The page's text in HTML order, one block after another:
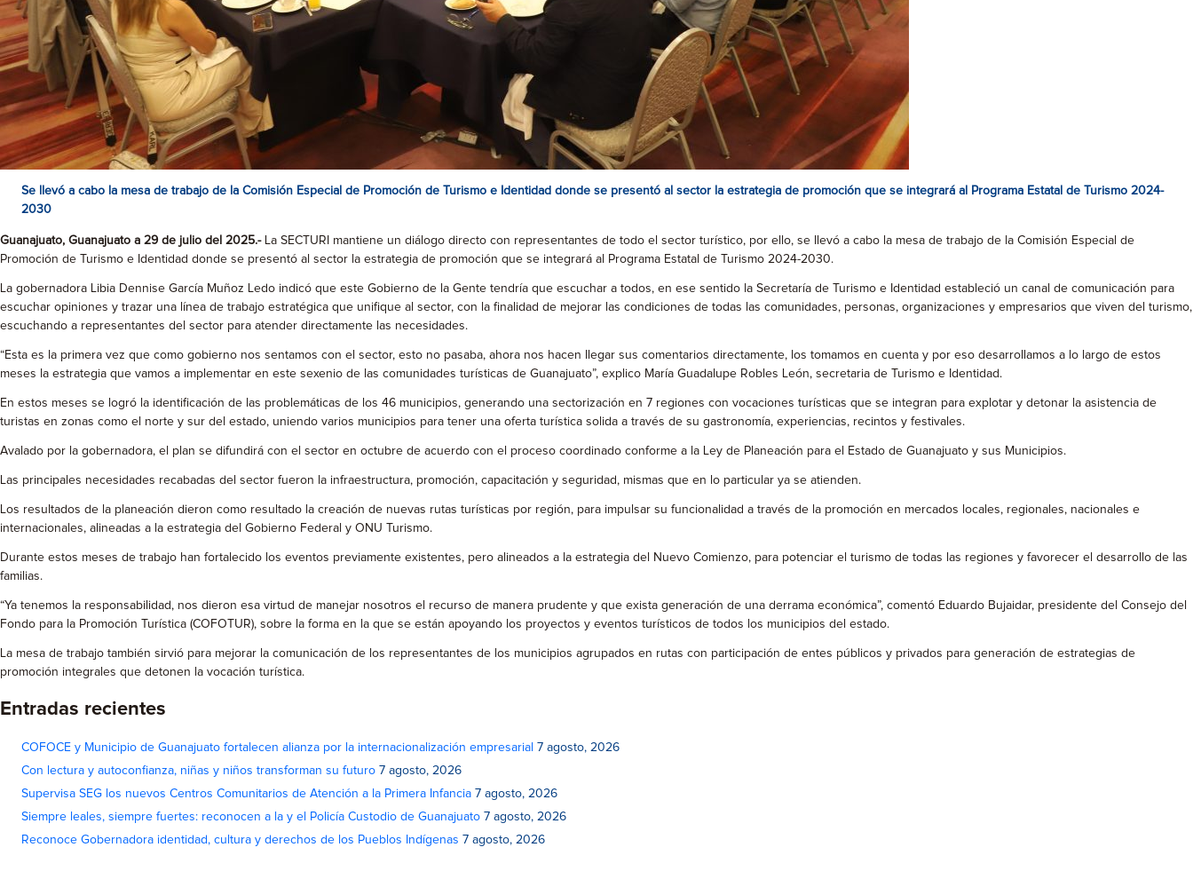
Se llevó a cabo la mesa de trabajo de la Comisión Especial de Promoción de Turismo e Identidad donde se presentó al sector la estrategia de promoción que se integrará al Programa Estatal de Turismo 2024-
2030
Guanajuato, Guanajuato a 29 de julio del 2025.- La SECTURI mantiene un diálogo directo con representantes de todo el sector turístico, por ello, se llevó a cabo la mesa de trabajo de la Comisión Especial de
Promoción de Turismo e Identidad donde se presentó al sector la estrategia de promoción que se integrará al Programa Estatal de Turismo 2024-2030.
La gobernadora Libia Dennise García Muñoz Ledo indicó que este Gobierno de la Gente tendría que escuchar a todos, en ese sentido la Secretaría de Turismo e Identidad estableció un canal de comunicación para
escuchar opiniones y trazar una línea de trabajo estratégica que unifique al sector, con la finalidad de mejorar las condiciones de todas las comunidades, personas, organizaciones y empresarios que viven del turismo,
escuchando a representantes del sector para atender directamente las necesidades.
“Esta es la primera vez que como gobierno nos sentamos con el sector, esto no pasaba, ahora nos hacen llegar sus comentarios directamente, los tomamos en cuenta y por eso desarrollamos a lo largo de estos
meses la estrategia que vamos a implementar en este sexenio de las comunidades turísticas de Guanajuato”, explico María Guadalupe Robles León, secretaria de Turismo e Identidad.
En estos meses se logró la identificación de las problemáticas de los 46 municipios, generando una sectorización en 7 regiones con vocaciones turísticas que se integran para explotar y detonar la asistencia de
turistas en zonas como el norte y sur del estado, uniendo varios municipios para tener una oferta turística solida a través de su gastronomía, experiencias, recintos y festivales.
Avalado por la gobernadora, el plan se difundirá con el sector en octubre de acuerdo con el proceso coordinado conforme a la Ley de Planeación para el Estado de Guanajuato y sus Municipios.
Las principales necesidades recabadas del sector fueron la infraestructura, promoción, capacitación y seguridad, mismas que en lo particular ya se atienden.
Los resultados de la planeación dieron como resultado la creación de nuevas rutas turísticas por región, para impulsar su funcionalidad a través de la promoción en mercados locales, regionales, nacionales e
internacionales, alineadas a la estrategia del Gobierno Federal y ONU Turismo.
Durante estos meses de trabajo han fortalecido los eventos previamente existentes, pero alineados a la estrategia del Nuevo Comienzo, para potenciar el turismo de todas las regiones y favorecer el desarrollo de las
familias.
“Ya tenemos la responsabilidad, nos dieron esa virtud de manejar nosotros el recurso de manera prudente y que exista generación de una derrama económica”, comentó Eduardo Bujaidar, presidente del Consejo del
Fondo para la Promoción Turística (COFOTUR), sobre la forma en la que se están apoyando los proyectos y eventos turísticos de todos los municipios del estado.
La mesa de trabajo también sirvió para mejorar la comunicación de los representantes de los municipios agrupados en rutas con participación de entes públicos y privados para generación de estrategias de
promoción integrales que detonen la vocación turística.
Entradas recientes
COFOCE y Municipio de Guanajuato fortalecen alianza por la internacionalización empresarial 7 agosto, 2026
Con lectura y autoconfianza, niñas y niños transforman su futuro 7 agosto, 2026
Supervisa SEG los nuevos Centros Comunitarios de Atención a la Primera Infancia 7 agosto, 2026
Siempre leales, siempre fuertes: reconocen a la y el Policía Custodio de Guanajuato 7 agosto, 2026
Reconoce Gobernadora identidad, cultura y derechos de los Pueblos Indígenas 7 agosto, 2026